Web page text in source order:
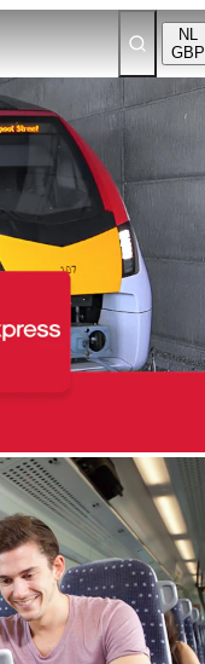
NL
GBP